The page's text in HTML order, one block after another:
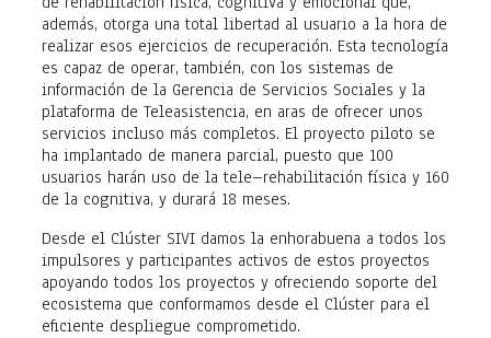
además, otorga una total libertad al usuario a la hora de
realizar esos ejercicios de recuperación. Esta tecnología
es capaz de operar, también, con los sistemas de
información de la Gerencia de Servicios Sociales y la
plataforma de Teleasistencia, en aras de ofrecer unos
servicios incluso más completos. El proyecto piloto se
ha implantado de manera parcial, puesto que 100
usuarios harán uso de la tele–rehabilitación física y 160
de la cognitiva, y durará 18 meses.
Desde el Clúster SIVI damos la enhorabuena a todos los
impulsores y participantes activos de estos proyectos
apoyando todos los proyectos y ofreciendo soporte del
ecosistema que conformamos desde el Clúster para el
eficiente despliegue comprometido.